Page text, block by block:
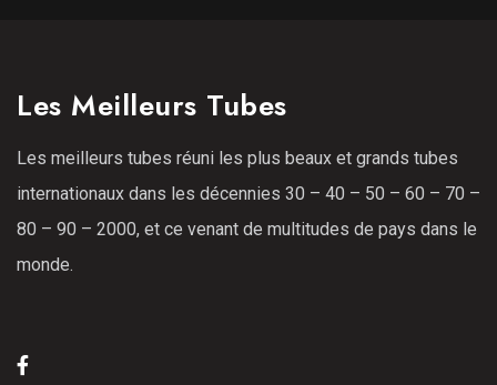
Les Meilleurs Tubes
Les meilleurs tubes réuni les plus beaux et grands tubes
internationaux dans les décennies 30 – 40 – 50 – 60 – 70 –
80 – 90 – 2000, et ce venant de multitudes de pays dans le
monde.